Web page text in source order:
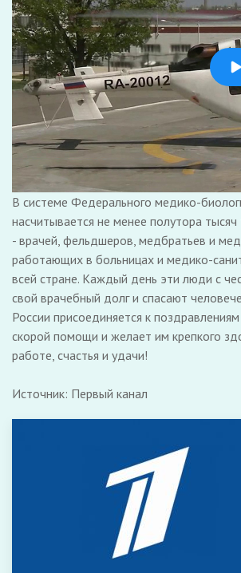
В системе Федерального медико-
насчитывается не менее полутора
- врачей, фельдшеров, медбратьев и
работающих в больницах и медико-
всей стране. Каждый день эти люди с
свой врачебный долг и спасают
России присоединяется к
скорой помощи и желает им крепкого
работе, счастья и удачи!
Источник: Первый канал